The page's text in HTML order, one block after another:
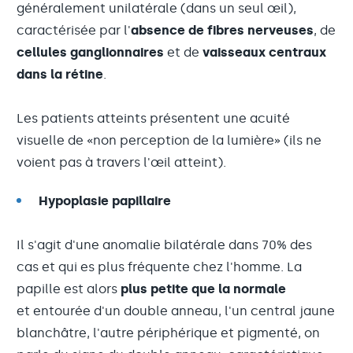
généralement unilatérale (dans un seul œil),
caractérisée par l'absence de fibres nerveuses, de
cellules ganglionnaires et de vaisseaux centraux
dans la rétine.
Les patients atteints présentent une acuité
visuelle de «non perception de la lumière» (ils ne
voient pas à travers l'œil atteint).
Hypoplasie papillaire
Il s'agit d'une anomalie bilatérale dans 70% des
cas et qui es plus fréquente chez l'homme. La
papille est alors plus petite que la normale
et entourée d'un double anneau, l'un central jaune
blanchâtre, l'autre périphérique et pigmenté, on